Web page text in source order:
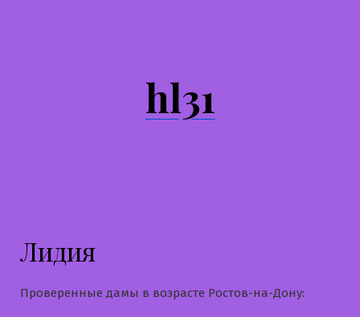
hl31
Лидия
Проверенные дамы в возрасте Ростов-на-Дону: